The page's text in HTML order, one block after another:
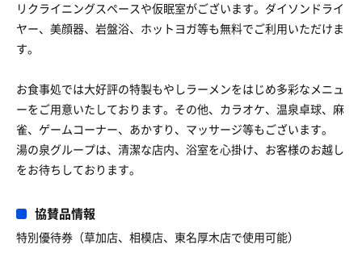
リクライニングスペースや仮眠室がございます。ダイソンドライ
ヤー、美顔器、岩盤浴、ホットヨガ等も無料でご利用いただけま
す。
お食事処では大好評の特製もやしラーメンをはじめ多彩なメニュ
ーをご用意いたしております。その他、カラオケ、温泉卓球、麻
雀、ゲームコーナー、あかすり、マッサージ等もございます。
湯の泉グループは、清潔な店内、浴室を心掛け、お客様のお越し
をお待ちしております。
協賛品情報
特別優待券（草加店、相模店、東名厚木店で使用可能）